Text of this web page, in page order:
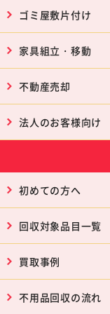
ゴミ屋敷片付け
家具組立・移動
不動産売却
法人のお客様向け
初めての方へ
回収対象品目一覧
買取事例
不用品回収の流れ